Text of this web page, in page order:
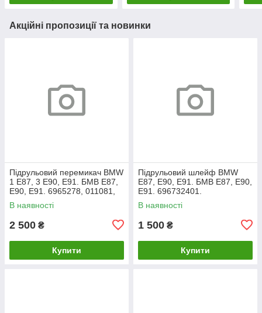
Акційні пропозиції та новинки
Підрульовий перемикач BMW
1 E87, 3 E90, E91. БМВ Е87,
Е90, Е91. 6965278, 011081,
012081.
В наявності
2 500 ₴
Купити
Підрульовий шлейф BMW
E87, E90, E91. БМВ Е87, Е90,
Е91. 696732401.
В наявності
1 500 ₴
Купити